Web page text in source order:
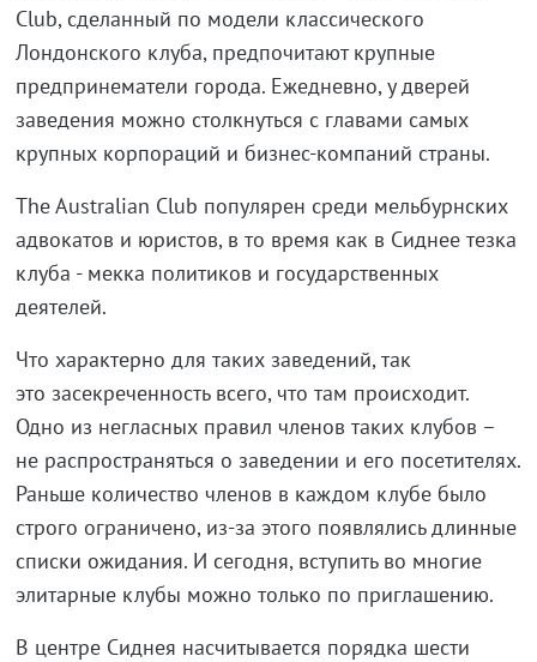
Club, сделанный по модели классического
Лондонского клуба, предпочитают крупные
предпринематели города. Ежедневно, у дверей
заведения можно столкнуться с главами самых
крупных корпораций и бизнес-компаний страны.
The Australian Club популярен среди мельбурнских
адвокатов и юристов, в то время как в Сиднее тезка
клуба - мекка политиков и государственных
деятелей.
Что характерно для таких заведений, так
это засекреченность всего, что там происходит.
Одно из негласных правил членов таких клубов –
не распространяться о заведении и его посетителях.
Раньше количество членов в каждом клубе было
строго ограничено, из-за этого появлялись длинные
списки ожидания. И сегодня, вступить во многие
элитарные клубы можно только по приглашению.
В центре Сиднея насчитывается порядка шести